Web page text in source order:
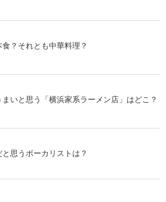
？それとも中華料理？
いと思う「横浜家系ラーメン店」はどこ？
思うボーカリストは？